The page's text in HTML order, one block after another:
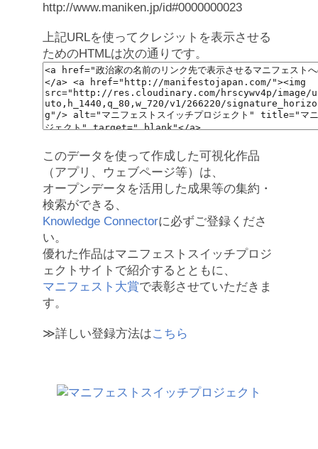
http://www.maniken.jp/id#0000000023
上記URLを使ってクレジットを表示させる
ためのHTMLは次の通りです。
このデータを使って作成した可視化作品
（アプリ、ウェブページ等）は、
オープンデータを活用した成果等の集約・
検索ができる、
Knowledge Connectorに必ずご登録くださ
い。
優れた作品はマニフェストスイッチプロジ
ェクトサイトで紹介するとともに、
マニフェスト大賞で表彰させていただきま
す。
≫詳しい登録方法はこちら